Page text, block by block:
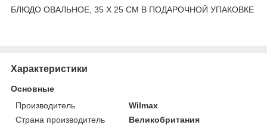
БЛЮДО ОВАЛЬНОЕ, 35 Х 25 СМ В ПОДАРОЧНОЙ УПАКОВКЕ
Характеристики
Основные
Производитель
Wilmax
Страна производитель
Великобритания